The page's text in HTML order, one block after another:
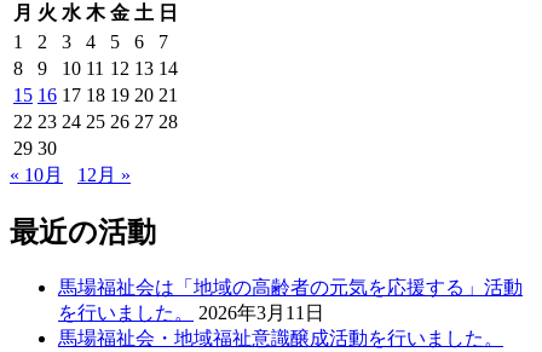
月 火 水 木 金 土 日
1
2 3 4 5 6
7
8
9 10 11 12 13 14
15 16 17 18 19 20 21
22 23 24 25 26 27 28
29 30
« 10月
12月 »
最近の活動
馬場福祉会は「地域の高齢者の元気を応援する」活動
を行いました。
2026年3月11日
馬場福祉会・地域福祉意識醸成活動を行いました。